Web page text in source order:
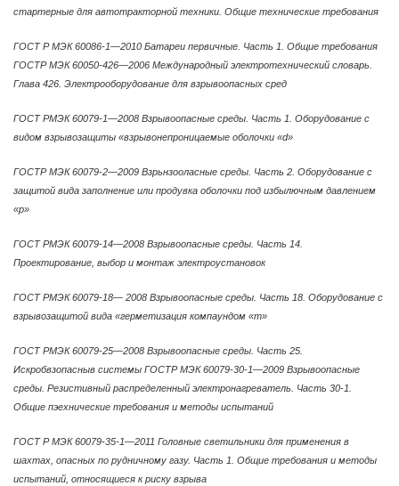
стартерные для автотракторной техники. Общие технические требования
ГОСТ Р МЭК 60086-1—2010 Батареи первичные. Часть 1. Общие требования
ГОСТР МЭК 60050-426—2006 Международный электротехнический словарь.
Глава 426. Электрооборудование для взрывоопасных сред
ГОСТ РМЭК 60079-1—2008 Взрывоопасные среды. Часть 1. Оборудование с
видом взрывозащиты «взрывонепроницаемые оболочки «d»
ГОСТР МЭК 60079-2—2009 Взрьнзооласные среды. Часть 2. Оборудование с
защитой вида заполнение или продувка оболочки под избылючным давлением
«р»
ГОСТ РМЭК 60079-14—2008 Взрывоопасные среды. Часть 14.
Проектирование, выбор и монтаж электроустановок
ГОСТ РМЭК 60079-18— 2008 Взрывоопасные среды. Часть 18. Оборудование с
взрывозащитой вида «герметизация компаундом «т»
ГОСТ РМЭК 60079-25—2008 Взрывоопасные среды. Часть 25.
Искробвзопасныв системы ГОСТР МЭК 60079-30-1—2009 Взрывоопасные
среды. Резистивный распределенный электронагреватель. Часть 30-1.
Общие пэехнические требования и методы испытаний
ГОСТ Р МЭК 60079-35-1—2011 Головные светильники для применения в
шахтах, опасных по рудничному газу. Часть 1. Общие требования и методы
испытаний, относящиеся к риску взрыва